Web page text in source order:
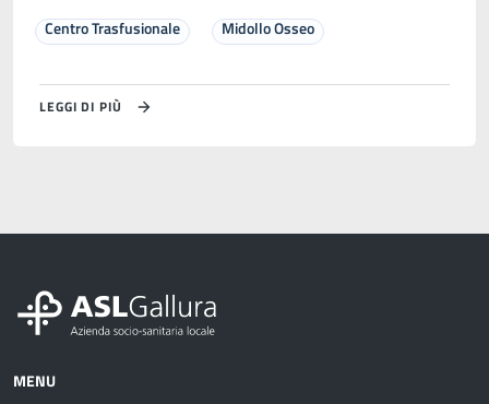
Centro Trasfusionale Midollo Osseo
LEGGI DI PIÙ
MENU